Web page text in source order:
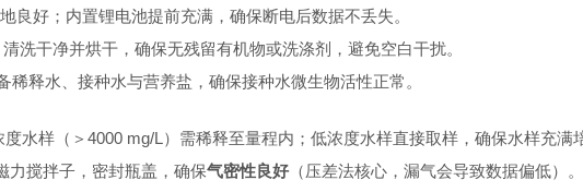
良好；内置锂电池提前充满，确保断电后数据不丢失。
清洗干净并烘干，确保无残留有机物或洗涤剂，避免空白干扰。
稀释水、接种水与营养盐，确保接种水微生物活性正常。
度水样（＞4000 mg/L）需稀释至量程内；低浓度水样直接取样，确保水样充满
力搅拌子，密封瓶盖，确保气密性良好（压差法核心，漏气会导致数据偏低）。